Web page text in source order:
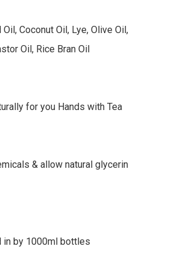
Coconut Oil, Lye, Olive Oil,
Oil, Rice Bran Oil
for you Hands with Tea
& allow natural glycerin
in by 1000ml bottles